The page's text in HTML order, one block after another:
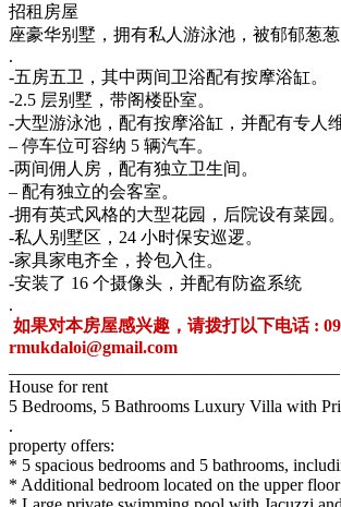
招租房屋
座豪华别墅，拥有私人游泳池，被郁郁葱
.
-五房五卫，其中两间卫浴配有按摩浴缸。
-2.5 层别墅，带阁楼卧室。
-大型游泳池，配有按摩浴缸，并配有专人
– 停车位可容纳 5 辆汽车。
-两间佣人房，配有独立卫生间。
– 配有独立的会客室。
-拥有英式风格的大型花园，后院设有菜园。
-私人别墅区，24 小时保安巡逻。
-家具家电齐全，拎包入住。
-安装了 16 个摄像头，并配有防盗系统
.
如果对本房屋感兴趣，请拨打以下电话 :
rmukdaloi@gmail.com
House for rent
5 Bedrooms, 5 Bathrooms Luxury Villa with
.
property offers:
* 5 spacious bedrooms and 5 bathrooms,
* Additional bedroom located on the upper